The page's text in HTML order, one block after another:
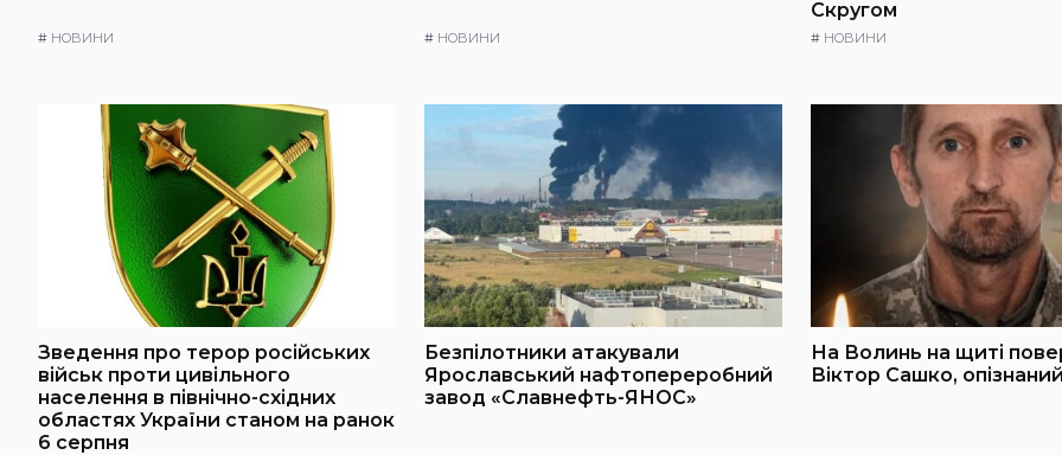
# НОВИНИ # НОВИНИ
Скругом
# НОВИНИ
Зведення про терор російських
військ проти цивільного
населення в північно-східних
областях України станом на ранок
6 серпня
Безпілотники атакували
Ярославський нафтопереробний
завод «Славнефть-ЯНОС»
На Волинь на щиті
Віктор Сашко,